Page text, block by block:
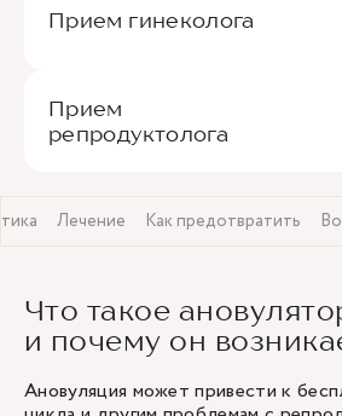
Прием гинеколога
Прием
репродуктолога
Лечение Как предотвратить
Что такое
и почему он
Ановуляция может привести к